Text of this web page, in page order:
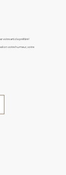
votre article préféré !
selon votre humeur, votre